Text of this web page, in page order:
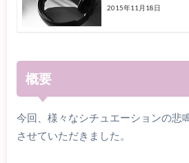
2015年11月18日
概要
今回、様々なシチュエーションの悲
させていただきました。